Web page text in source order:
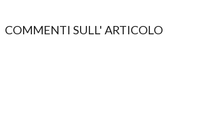
COMMENTI SULL' ARTICOLO